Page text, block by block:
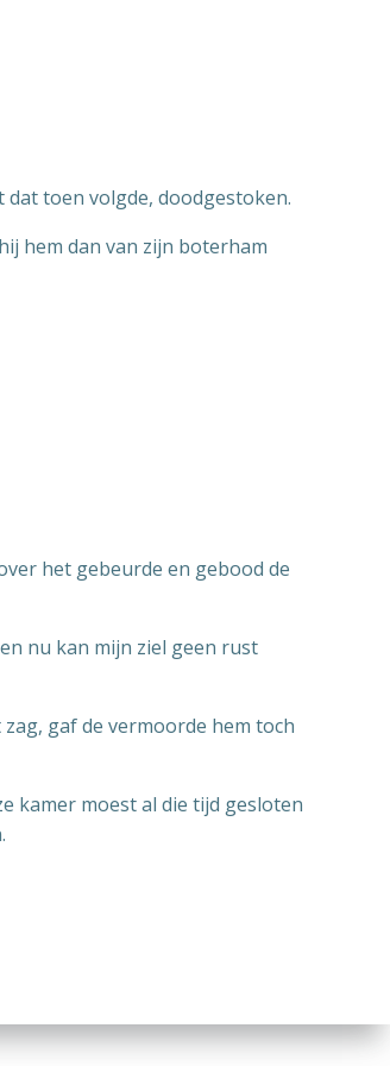
dat toen volgde, doodgestoken.
hem dan van zijn boterham
het gebeurde en gebood de
nu kan mijn ziel geen rust
gaf de vermoorde hem toch
kamer moest al die tijd gesloten